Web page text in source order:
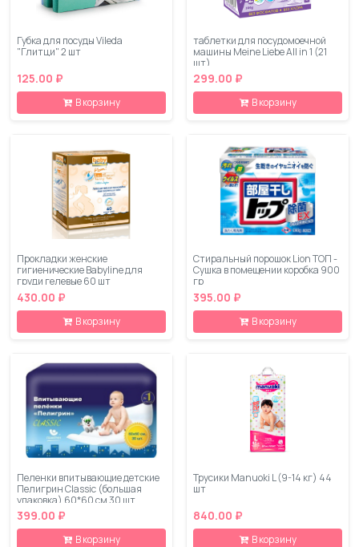
Губка для посуды Vileda
"Глитци" 2 шт
125.00 ₽
В корзину
таблетки для посудомоечной
машины Meine Liebe All in 1 (21
шт)
299.00 ₽
В корзину
Прокладки женские
гигиенические Babyline для
груди гелевые 60 шт
430.00 ₽
В корзину
Стиральный порошок Lion ТОП -
Сушка в помещении коробка 900
гр
395.00 ₽
В корзину
Пеленки впитывающие детские
Пелигрин Classic (большая
упаковка) 60*60 см 30 шт
399.00 ₽
В корзину
Трусики Manuoki L (9-14 кг) 44
шт
840.00 ₽
В корзину